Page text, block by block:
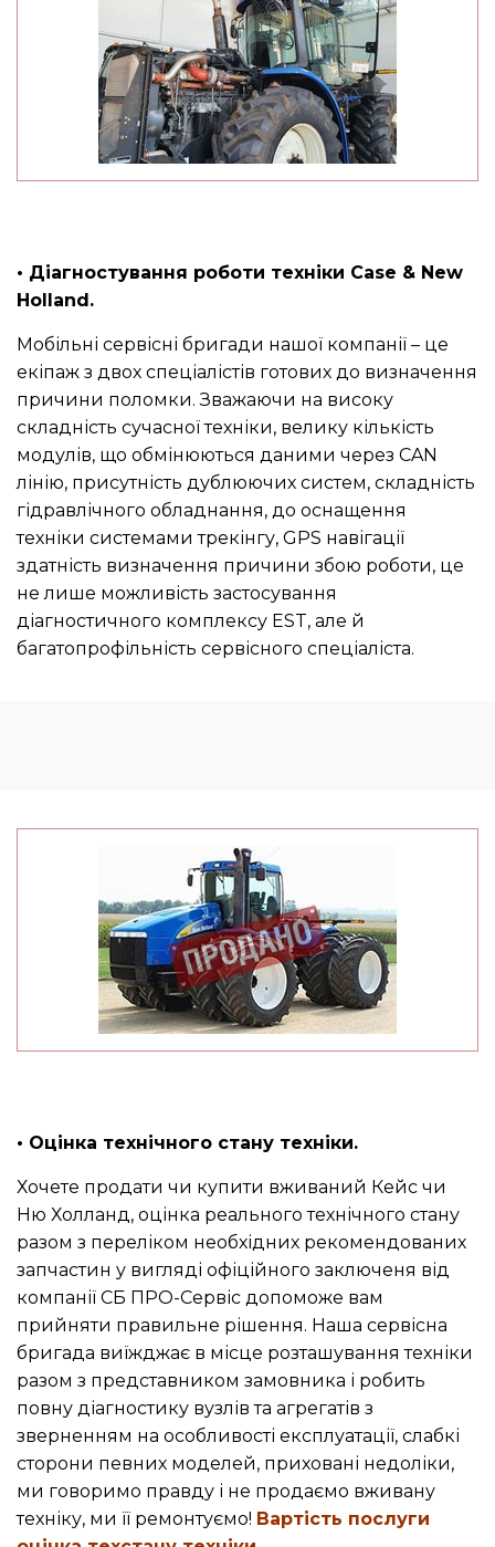
• Діагностування роботи техніки Case & New
Holland.
Мобільні сервісні бригади нашої компанії – це
екіпаж з двох спеціалістів готових до визначення
причини поломки. Зважаючи на високу
складність сучасної техніки, велику кількість
модулів, що обмінюються даними через CAN
лінію, присутність дублюючих систем, складність
гідравлічного обладнання, до оснащення
техніки системами трекінгу, GPS навігації
здатність визначення причини збою роботи, це
не лише можливість застосування
діагностичного комплексу EST, але й
багатопрофільність сервісного спеціаліста.
• Оцінка технічного стану техніки.
Хочете продати чи купити вживаний Кейс чи
Ню Холланд, оцінка реального технічного стану
разом з переліком необхідних рекомендованих
запчастин у вигляді офіційного заключеня від
компанії СБ ПРО-Сервіс допоможе вам
прийняти правильне рішення. Наша сервісна
бригада виїжджає в місце розташування техніки
разом з представником замовника і робить
повну діагностику вузлів та агрегатів з
зверненням на особливості експлуатації, слабкі
сторони певних моделей, приховані недоліки,
ми говоримо правду і не продаємо вживану
техніку, ми її ремонтуємо! Вартість послуги